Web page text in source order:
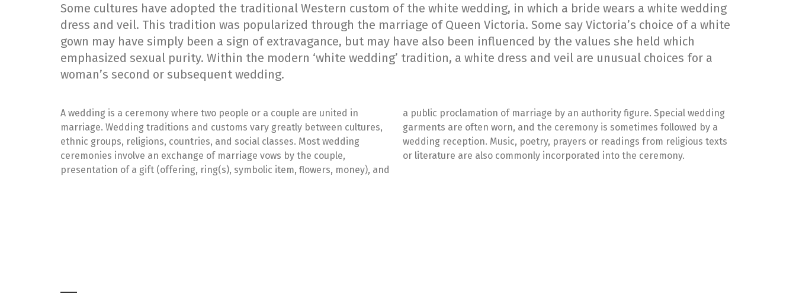
Some cultures have adopted the traditional Western custom of the white wedding, in which a bride wears a white wedding
dress and veil. This tradition was popularized through the marriage of Queen Victoria. Some say Victoria’s choice of a white
gown may have simply been a sign of extravagance, but may have also been influenced by the values she held which
emphasized sexual purity. Within the modern ‘white wedding’ tradition, a white dress and veil are unusual choices for a
woman’s second or subsequent wedding.
A wedding is a ceremony where two people or a couple are united in
marriage. Wedding traditions and customs vary greatly between cultures,
ethnic groups, religions, countries, and social classes. Most wedding
ceremonies involve an exchange of marriage vows by the couple,
presentation of a gift (offering, ring(s), symbolic item, flowers, money), and
a public proclamation of marriage by an authority figure. Special wedding
garments are often worn, and the ceremony is sometimes followed by a
wedding reception. Music, poetry, prayers or readings from religious texts
or literature are also commonly incorporated into the ceremony.